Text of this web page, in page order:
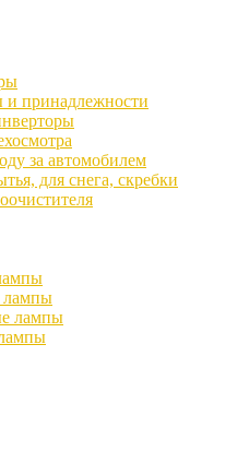
принадлежности
за автомобилем
для снега, скребки
лампы
лампы